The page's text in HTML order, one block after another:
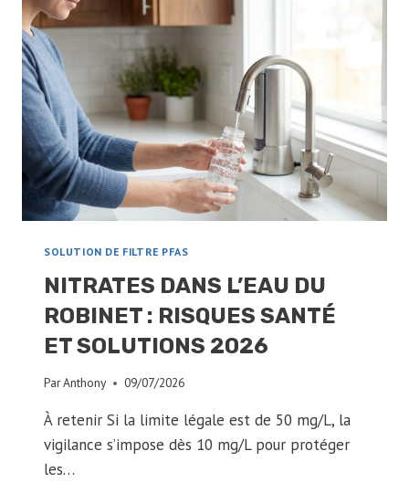
QUALITÉ
DE
VOTRE
EAU
?
SOLUTION DE FILTRE PFAS
NITRATES DANS L’EAU DU
ROBINET : RISQUES SANTÉ
ET SOLUTIONS 2026
ParAnthony 09/07/2026
À retenir Si la limite légale est de 50 mg/L, la
vigilance s’impose dès 10 mg/L pour protéger
les…